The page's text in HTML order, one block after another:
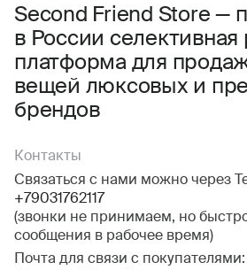
Second Friend Store —
в России селективная
платформа для
вещей люксовых и
брендов
Контакты
Связаться с нами можно через
+79031762117
(звонки не принимаем, но
сообщения в рабочее время)
Почта для связи с покупателями:
Соглашаюсь с условиями
Даю согласие на получение рекламной